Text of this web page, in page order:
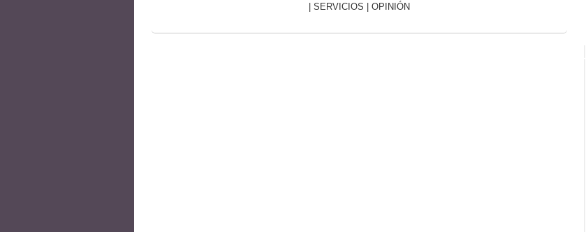
SERVICIOS OPINIÓN